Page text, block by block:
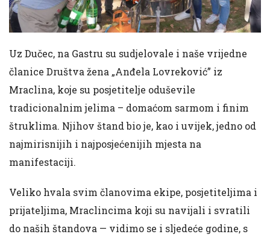
Uz Dučec, na Gastru su sudjelovale i naše vrijedne
članice Društva žena „Anđela Lovreković” iz
Mraclina, koje su posjetitelje oduševile
tradicionalnim jelima – domaćom sarmom i finim
štruklima. Njihov štand bio je, kao i uvijek, jedno od
najmirisnijih i najposjećenijih mjesta na
manifestaciji.
Veliko hvala svim članovima ekipe, posjetiteljima i
prijateljima, Mraclincima koji su navijali i svratili
do naših štandova — vidimo se i sljedeće godine, s